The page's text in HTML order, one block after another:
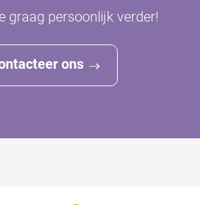
graag persoonlijk verder!
ons